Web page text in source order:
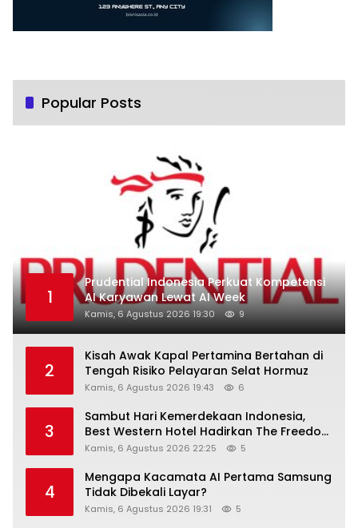
Popular Posts
1
Prudential Indonesia Perkuat Kompetensi
AI Karyawan Lewat AI Week
Kamis, 6 Agustus 2026 19:30 9
2
Kisah Awak Kapal Pertamina Bertahan di
Tengah Risiko Pelayaran Selat Hormuz
Kamis, 6 Agustus 2026 19:43 6
3
Sambut Hari Kemerdekaan Indonesia,
Best Western Hotel Hadirkan The Freedom
Stay Diskon Hingga 45%
Kamis, 6 Agustus 2026 22:25 5
4
Mengapa Kacamata AI Pertama Samsung
Tidak Dibekali Layar?
Kamis, 6 Agustus 2026 19:31 5